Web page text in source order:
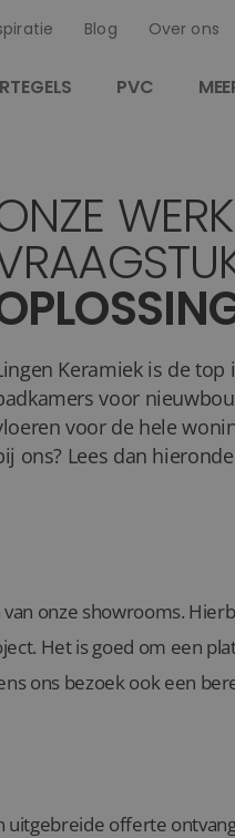
Blog Over ons
PVC
Keramiek is de
voor
voor de hele
ons? Lees dan
onze showrooms.
Het is goed om een
ons bezoek ook een
uitgebreide offerte